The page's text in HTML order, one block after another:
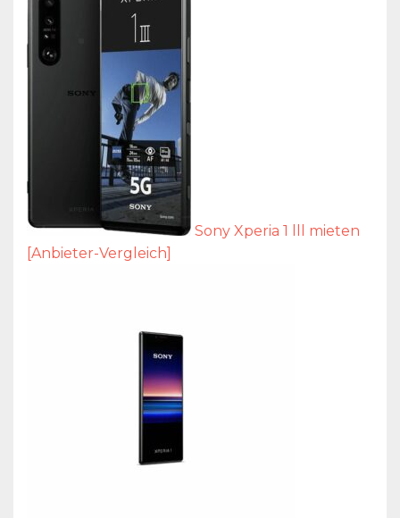
Sony Xperia 1 lll mieten
[Anbieter-Vergleich]